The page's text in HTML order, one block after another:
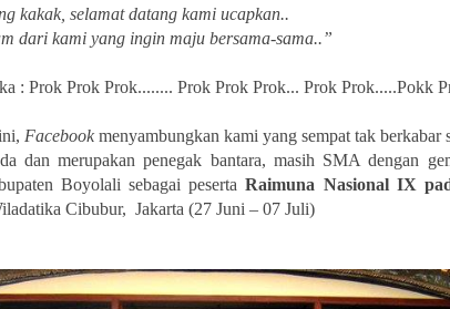
kakak, selamat datang kami ucapkan..
dari kami yang ingin maju bersama-sama..”
: Prok Prok Prok........ Prok Prok Prok... Prok Prok.....Pokk
Facebook menyambungkan kami yang sempat tak berkabar
dan merupakan penegak bantara, masih SMA dengan
Boyolali sebagai pesertaRaimuna Nasional IX
Cibubur, Jakarta (27 Juni – 07 Juli)